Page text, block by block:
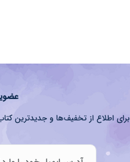
برای اطلاع از تخفیف‌ها و جدیدترین